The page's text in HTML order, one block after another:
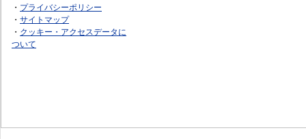
・ プライバシーポリシー
・ サイトマップ
・ クッキー・アクセスデータに
ついて